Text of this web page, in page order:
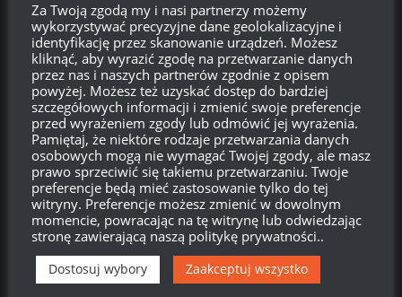
0 Odpowiedz
Pr0kuratkr
Reply toGracz 17:06, 14 września 2017 17:06
Weź misję na zniszcz 2 td, i zadaj im 2 tys uszkodzen, na 10
bitew trafiły się raz max 3td
0 Odpowiedz
Może i gadam głupoty...
14:56, 14 września 2017 14:56
Zmiana MM jak najbardziej wydaje się dobra. Nie powinno
Za Twoją zgodą my i nasi partnerzy możemy
wykorzystywać precyzyjne dane geolokalizacyjne i
identyfikację przez skanowanie urządzeń. Możesz
kliknąć, aby wyrazić zgodę na przetwarzanie danych
przez nas i naszych partnerów zgodnie z opisem
powyżej. Możesz też uzyskać dostęp do bardziej
szczegółowych informacji i zmienić swoje preferencje
przed wyrażeniem zgody lub odmówić jej wyrażenia.
Pamiętaj, że niektóre rodzaje przetwarzania danych
osobowych mogą nie wymagać Twojej zgody, ale masz
prawo sprzeciwić się takiemu przetwarzaniu. Twoje
preferencje będą mieć zastosowanie tylko do tej
witryny. Preferencje możesz zmienić w dowolnym
momencie, powracając na tę witrynę lub odwiedzając
stronę zawierającą naszą politykę prywatności..
Dostosuj wybory Zaakceptuj wszystko